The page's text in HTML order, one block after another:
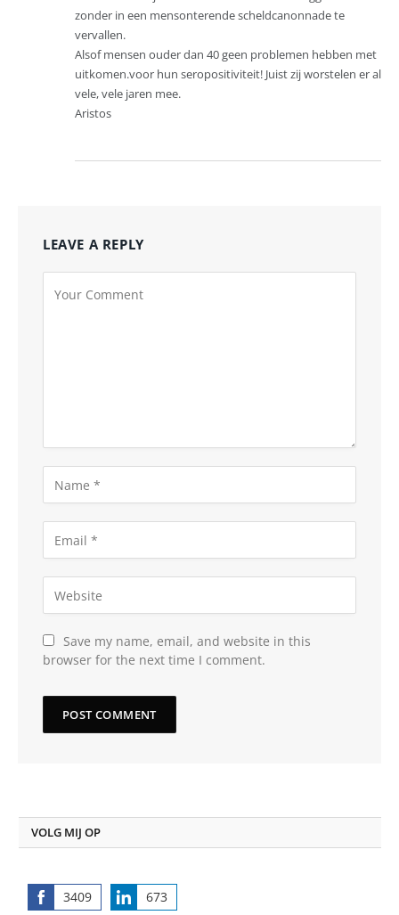
zonder in een mensonterende scheldcanonnade te
vervallen.
Alsof mensen ouder dan 40 geen problemen hebben met
uitkomen.voor hun seropositiviteit! Juist zij worstelen er al
vele, vele jaren mee.
Aristos
LEAVE A REPLY
Save my name, email, and website in this
browser for the next time I comment.
VOLG MIJ OP
3409
Share
673
Share